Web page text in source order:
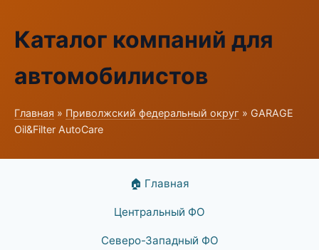
Каталог компаний для
автомобилистов
Главная » Приволжский федеральный округ » GARAGE
Oil&Filter AutoCare
🏠 Главная
Центральный ФО
Северо-Западный ФО